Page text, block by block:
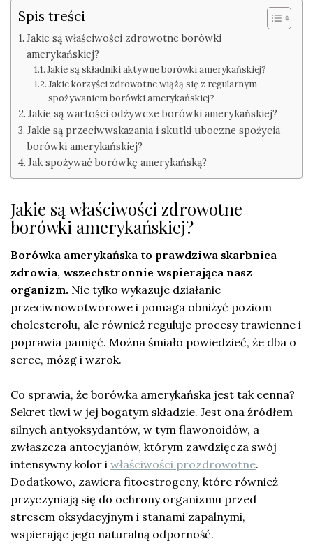
Spis treści
Jakie są właściwości zdrowotne borówki
amerykańskiej?
Jakie są składniki aktywne borówki amerykańskiej?
Jakie korzyści zdrowotne wiążą się z regularnym
spożywaniem borówki amerykańskiej?
Jakie są wartości odżywcze borówki amerykańskiej?
Jakie są przeciwwskazania i skutki uboczne spożycia
borówki amerykańskiej?
Jak spożywać borówkę amerykańską?
Jakie są właściwości zdrowotne
borówki amerykańskiej?
Borówka amerykańska to prawdziwa skarbnica
zdrowia, wszechstronnie wspierająca nasz
organizm. Nie tylko wykazuje działanie
przeciwnowotworowe i pomaga obniżyć poziom
cholesterolu, ale również reguluje procesy trawienne i
poprawia pamięć. Można śmiało powiedzieć, że dba o
serce, mózg i wzrok.
Co sprawia, że borówka amerykańska jest tak cenna?
Sekret tkwi w jej bogatym składzie. Jest ona źródłem
silnych antyoksydantów, w tym flawonoidów, a
zwłaszcza antocyjanów, którym zawdzięcza swój
intensywny kolor i właściwości prozdrowotne.
Dodatkowo, zawiera fitoestrogeny, które również
przyczyniają się do ochrony organizmu przed
stresem oksydacyjnym i stanami zapalnymi,
wspierając jego naturalną odporność.